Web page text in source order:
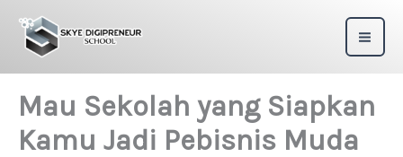
content
Mau Sekolah yang Siapkan
Kamu Jadi Pebisnis Muda